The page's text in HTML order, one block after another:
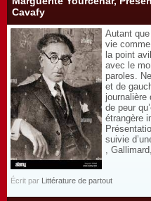
Cavafy
Autant
vie
la point
avec le
paroles.
et de
journalière
de peur
étrangère
suivie
,
Écrit par Littérature de partout